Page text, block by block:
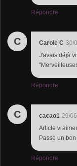
Répondre
C Carole C 30/
J'avais déjà
Répondre
C cacao1 29/
Article
Passe un
Répondre